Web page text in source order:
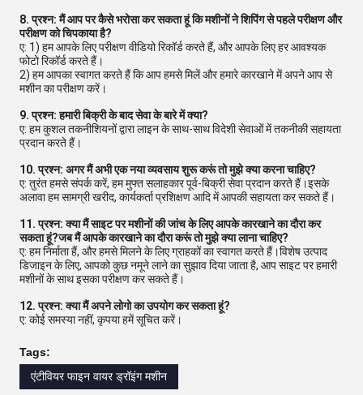
8. प्रश्न: मैं आप पर कैसे भरोसा कर सकता हूं कि मशीनों ने शिपिंग से पहले परीक्षण और
परीक्षण को चिपकाया है?
ए: 1) हम आपके लिए परीक्षण वीडियो रिकॉर्ड करते हैं, और आपके लिए हर आवश्यक
फोटो रिकॉर्ड करते हैं।
2) हम आपका स्वागत करते हैं कि आप हमसे मिलें और हमारे कारखाने में अपने आप से
मशीन का परीक्षण करें।
9. प्रश्न: हमारी बिक्री के बाद सेवा के बारे में क्या?
ए: हम कुशल तकनीशियनों द्वारा लाइन के साथ-साथ विदेशी सेवाओं में तकनीकी सहायता
प्रदान करते हैं।
10. प्रश्न: अगर मैं अभी एक नया व्यवसाय शुरू करूं तो मुझे क्या करना चाहिए?
ए: तुरंत हमसे संपर्क करें, हम मुफ्त सलाहकार पूर्व-बिक्री सेवा प्रदान करते हैं।इसके
अलावा हम सामग्री खरीद, कार्यकर्ता प्रशिक्षण आदि में आपकी सहायता कर सकते हैं।
11. प्रश्न: क्या मैं साइट पर मशीनों की जांच के लिए आपके कारखाने का दौरा कर
सकता हूं?जब मैं आपके कारखाने का दौरा करूं तो मुझे क्या लाना चाहिए?
ए: हम निर्माता हैं, और हमसे मिलने के लिए ग्राहकों का स्वागत करते हैं।विशेष उत्पाद
डिजाइन के लिए, आपको कुछ नमूने लाने का सुझाव दिया जाता है, आप साइट पर हमारी
मशीनों के साथ इसका परीक्षण कर सकते हैं।
12. प्रश्न: क्या मैं अपने लोगो का उपयोग कर सकता हूं?
ए: कोई समस्या नहीं, कृपया हमें सूचित करें।
Tags:
एंटीवियर फाइन वायर ड्रॉइंग मशीन